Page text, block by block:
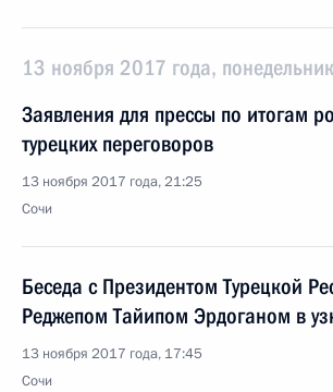
13 ноября 2017 года, понедельник
Заявления для прессы по итогам
турецких переговоров
13 ноября 2017 года, 21:25
Сочи
Беседа с Президентом Турецкой
Реджепом Тайипом Эрдоганом в
13 ноября 2017 года, 17:45
Сочи